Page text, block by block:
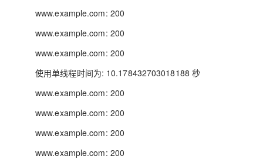
www.example.com: 200
www.example.com: 200
www.example.com: 200
使用单线程时间为: 10.178432703018188 秒
www.example.com: 200
www.example.com: 200
www.example.com: 200
www.example.com: 200